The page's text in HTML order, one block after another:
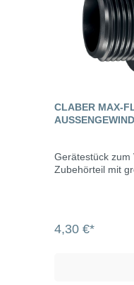
Fällen die beste
Saugpumpen
Große
einrastenden
CLABER MAX-
Gerätestück zum
Zubehörteil mit
4,30 €*